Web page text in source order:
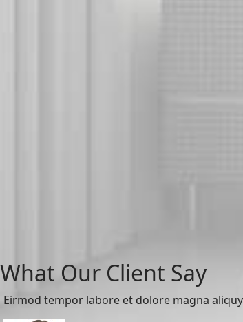
What Our Client Say
Eirmod tempor labore et dolore magna